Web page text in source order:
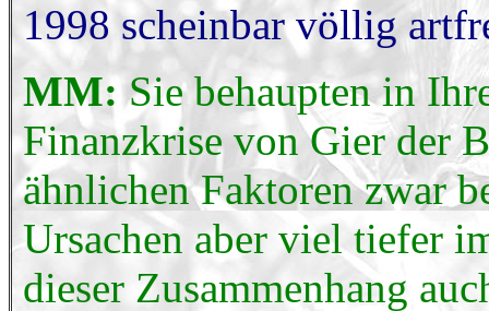
1998 scheinbar völlig
MM:Sie behaupten in
Finanzkrise von Gier der
ähnlichen Faktoren zwar
Ursachen aber viel tiefer
dieser Zusammenhang